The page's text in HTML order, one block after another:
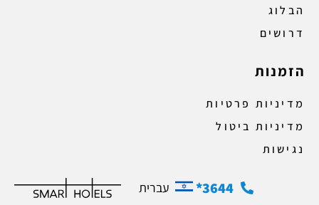
הבלוג
דרושים
הזמנות
מדיניות פרטיות
מדיניות ביטול
נגישות
3644* עברית